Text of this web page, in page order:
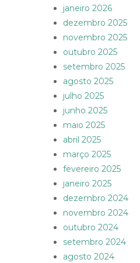
janeiro 2026
dezembro 2025
novembro 2025
outubro 2025
setembro 2025
agosto 2025
julho 2025
junho 2025
maio 2025
abril 2025
março 2025
fevereiro 2025
janeiro 2025
dezembro 2024
novembro 2024
outubro 2024
setembro 2024
agosto 2024